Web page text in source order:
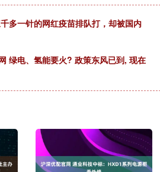
多一针的网红疫苗排队打，却被国内
绿电、氢能要火? 政策东风已到, 现在